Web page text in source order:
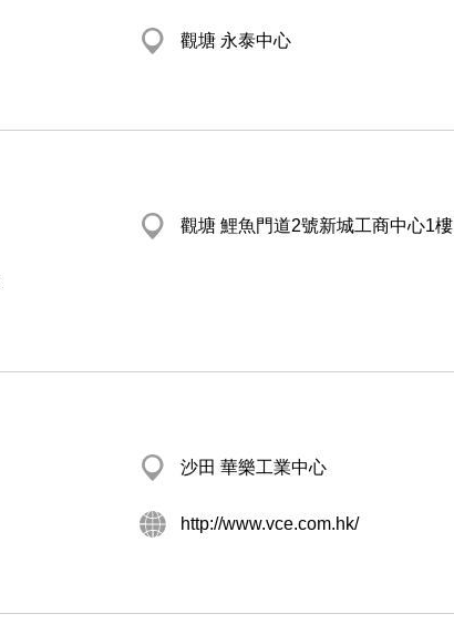
觀塘 永泰中心
觀塘 鯉魚門道2號新城工商中心1樓
沙田 華樂工業中心
http://www.vce.com.hk/